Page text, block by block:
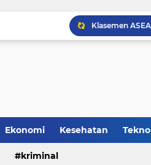
Ekonomi Kesehatan Tekno
kriminal